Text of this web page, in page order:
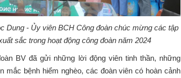
Dung - Ủy viên BCH Công đoàn chúc mừng các tập
sắc trong hoạt động công đoàn năm 2024
BV đã gửi những lời động viên tinh thần, những
mắc bệnh hiểm nghèo, các đoàn viên có hoàn cảnh